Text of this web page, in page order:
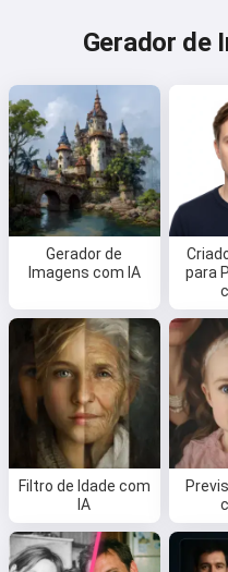
Gerador de
Gerador de
Imagens com IA
para
Filtro de Idade com
IA